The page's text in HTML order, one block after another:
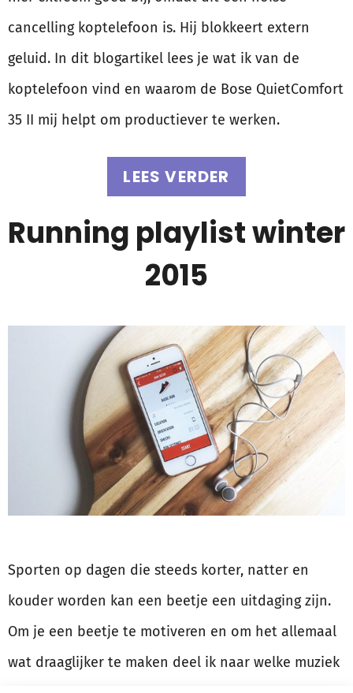
cancelling koptelefoon is. Hij blokkeert extern
geluid. In dit blogartikel lees je wat ik van de
koptelefoon vind en waarom de Bose QuietComfort
35 II mij helpt om productiever te werken.
LEES VERDER
Running playlist winter
2015
Sporten op dagen die steeds korter, natter en
kouder worden kan een beetje een uitdaging zijn.
Om je een beetje te motiveren en om het allemaal
wat draaglijker te maken deel ik naar welke muziek